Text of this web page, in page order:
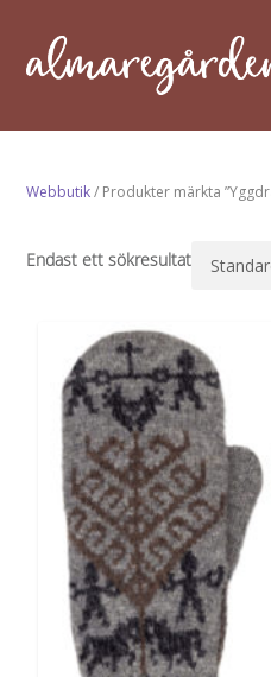
Webbutik/ Produkter märkta
Endast ett sökresultat